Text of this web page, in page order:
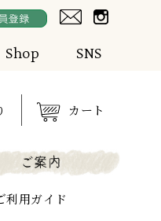
Shop SNS
カート
利用ガイド